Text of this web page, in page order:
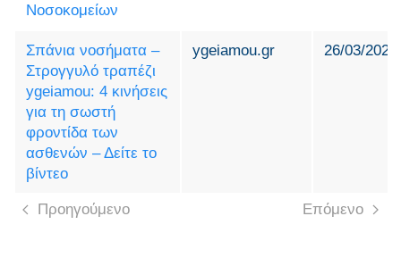
Νοσοκομείων
Σπάνια νοσήματα –
Στρογγυλό τραπέζι
ygeiamou: 4 κινήσεις
για τη σωστή
φροντίδα των
ασθενών – Δείτε το
βίντεο
ygeiamou.gr 26/03/2025
Προηγούμενο Επόμενο